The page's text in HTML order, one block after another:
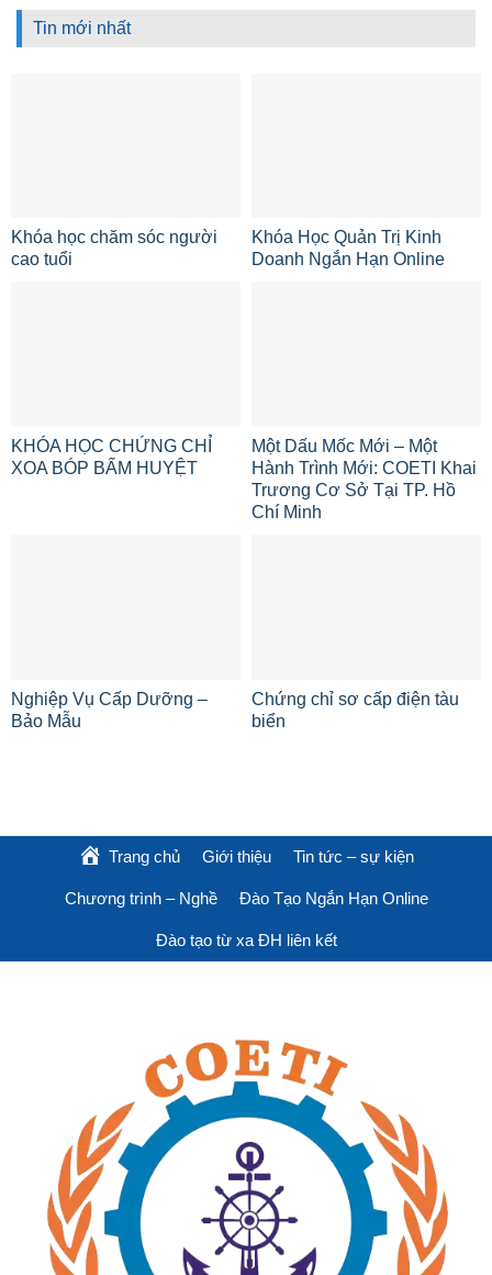
Tin mới nhất
Khóa học chăm sóc người
cao tuổi
Khóa Học Quản Trị Kinh
Doanh Ngắn Hạn Online
KHÓA HỌC CHỨNG CHỈ
XOA BÓP BẤM HUYỆT
Một Dấu Mốc Mới – Một
Hành Trình Mới: COETI Khai
Trương Cơ Sở Tại TP. Hồ
Chí Minh
Nghiệp Vụ Cấp Dưỡng –
Bảo Mẫu
Chứng chỉ sơ cấp điện tàu
biển
Trang chủ Giới thiệu Tin tức – sự kiện
Chương trình – Nghề Đào Tạo Ngắn Hạn Online
Đào tạo từ xa ĐH liên kết